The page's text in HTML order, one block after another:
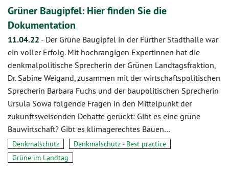
Grüner Baugipfel: Hier finden Sie die
Dokumentation
11.04.22 - Der Grüne Baugipfel in der Fürther Stadthalle war
ein voller Erfolg. Mit hochrangigen Expertinnen hat die
denkmalpolitische Sprecherin der Grünen Landtagsfraktion,
Dr. Sabine Weigand, zusammen mit der wirtschaftspolitischen
Sprecherin Barbara Fuchs und der baupolitischen Sprecherin
Ursula Sowa folgende Fragen in den Mittelpunkt der
zukunftsweisenden Debatte gerückt: Gibt es eine grüne
Bauwirtschaft? Gibt es klimagerechtes Bauen…
Denkmalschutz
Denkmalschutz - Best practice
Grüne im Landtag